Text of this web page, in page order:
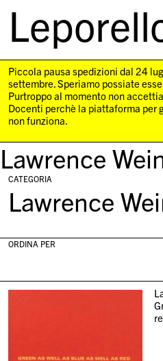
navigation
Piccola pausa spedizioni dal 24
settembre. Speriamo possiate
Purtroppo al momento non
Docenti perchè la piattaforma per
non funziona.
Lawrence
CATEGORIA
Lawrence
ORDINA PER